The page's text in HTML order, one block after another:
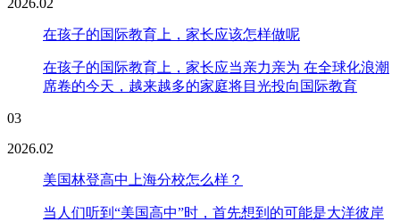
2026.02
在孩子的国际教育上，家长应该怎样做呢
在孩子的国际教育上，家长应当亲力亲为 在全球化浪潮
席卷的今天，越来越多的家庭将目光投向国际教育
03
2026.02
美国林登高中上海分校怎么样？
当人们听到“美国高中”时，首先想到的可能是大洋彼岸